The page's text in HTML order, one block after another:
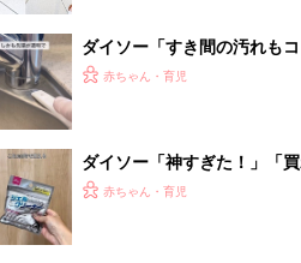
ダイソー「すき間の汚れも
きり！」「水垢や油汚れに
赤ちゃん・育児
ダイソー「神すぎた！」「
損」面倒な大掃除もこれでラ
赤ちゃん・育児